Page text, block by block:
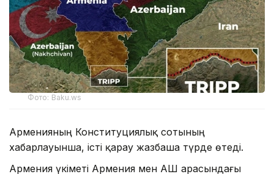
Фото: Baku.ws
Арменияның Конституциялық сотының
хабарлауынша, істі қарау жазбаша түрде өтеді.
Армения үкіметі Армения мен АҚШ арасындағы